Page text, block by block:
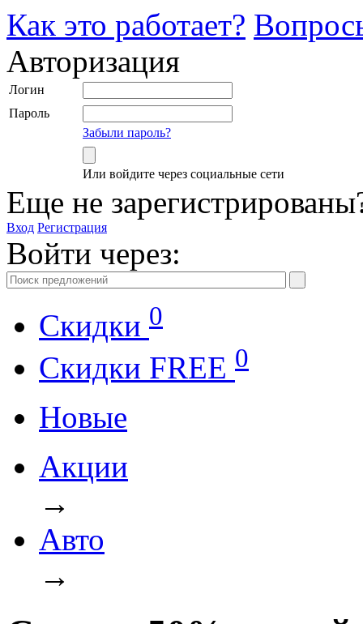
Как это работает?
Авторизация
Логин
Пароль
Забыли пароль?
Или войдите через социальные сети
Еще не
Вход Регистрация
Войти через:
Скидки 0
Cкидки FREE 0
Новые
Акции
→
Авто
→